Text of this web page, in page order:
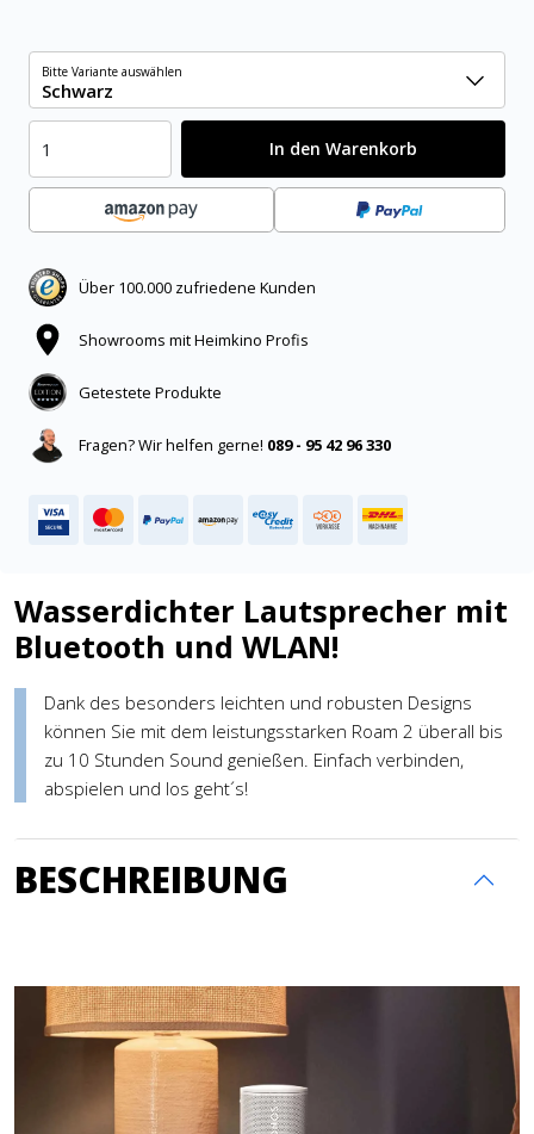
Bitte Variante auswählen
Schwarz
In den Warenkorb
Über 100.000 zufriedene Kunden
Showrooms mit Heimkino Profis
Getestete Produkte
Fragen? Wir helfen gerne! 089 - 95 42 96 330
Wasserdichter Lautsprecher mit
Bluetooth und WLAN!
Dank des besonders leichten und robusten Designs
können Sie mit dem leistungsstarken Roam 2 überall bis
zu 10 Stunden Sound genießen. Einfach verbinden,
abspielen und los geht´s!
BESCHREIBUNG